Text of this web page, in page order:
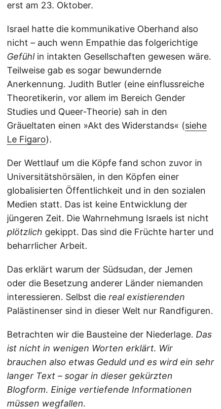
erst am 23. Oktober.
Israel hatte die kommunikative Oberhand also
nicht – auch wenn Empathie das folgerichtige
Gefühlin intakten Gesellschaften gewesen wäre.
Teilweise gab es sogar bewundernde
Anerkennung. Judith Butler (eine einflussreiche
Theoretikerin, vor allem im Bereich Gender
Studies und Queer-Theorie) sah in den
Gräueltaten einen »Akt des Widerstands« (siehe
Le Figaro).
Der Wettlauf um die Köpfe fand schon zuvor in
Universitätshörsälen, in den Köpfen einer
globalisierten Öffentlichkeit und in den sozialen
Medien statt. Das ist keine Entwicklung der
jüngeren Zeit. Die Wahrnehmung Israels ist nicht
plötzlich gekippt. Das sind die Früchte harter und
beharrlicher Arbeit.
Das erklärt warum der Südsudan, der Jemen
oder die Besetzung anderer Länder niemanden
interessieren. Selbst die real existierenden
Palästinenser sind in dieser Welt nur Randfiguren.
Betrachten wir die Bausteine der Niederlage. Das
ist nicht in wenigen Worten erklärt. Wir
brauchen also etwas Geduld und es wird ein sehr
langer Text – sogar in dieser gekürzten
Blogform. Einige vertiefende Informationen
müssen wegfallen.